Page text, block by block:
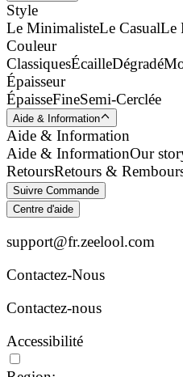
Style
Le MinimalisteLe CasualLe
Couleur
ClassiquesÉcailleDégradé
Épaisseur
ÉpaisseFineSemi-Cerclée
Aide & Information
Aide & Information
Aide & InformationOur
RetoursRetours &
Suivre Commande
Centre d'aide
support@fr.zeelool.com
Contactez-Nous​
Contactez-nous
Accessibilité